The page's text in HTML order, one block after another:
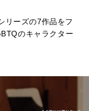
リーズの7作品をフ
のキャラクター